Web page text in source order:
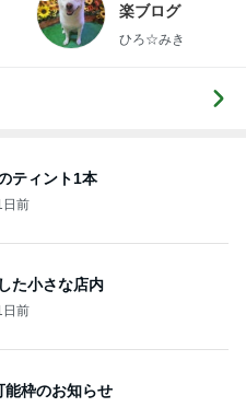
楽ブログ
ひろ☆みき
ティント1本
日前
た小さな店内
日前
能枠のお知らせ